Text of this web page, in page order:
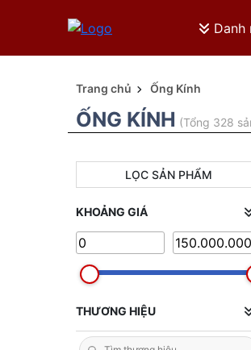
Danh
Trang chủ Ống Kính
ỐNG KÍNH (Tổng 328
LỌC SẢN PHẨM
KHOẢNG GIÁ
THƯƠNG HIỆU